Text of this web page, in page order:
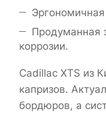
Продуманная
коррозии.
Cadillac XTS из
капризов.
бордюров, а